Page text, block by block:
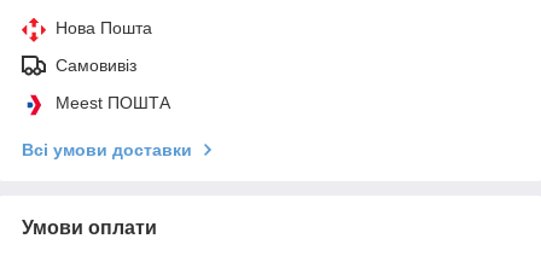
Нова Пошта
Самовивіз
Meest ПОШТА
Всі умови доставки
Умови оплати